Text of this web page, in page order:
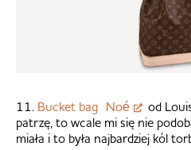
11. Bucket bag Noé
od
patrzę, to wcale mi się nie
miała i to była najbardziej kól